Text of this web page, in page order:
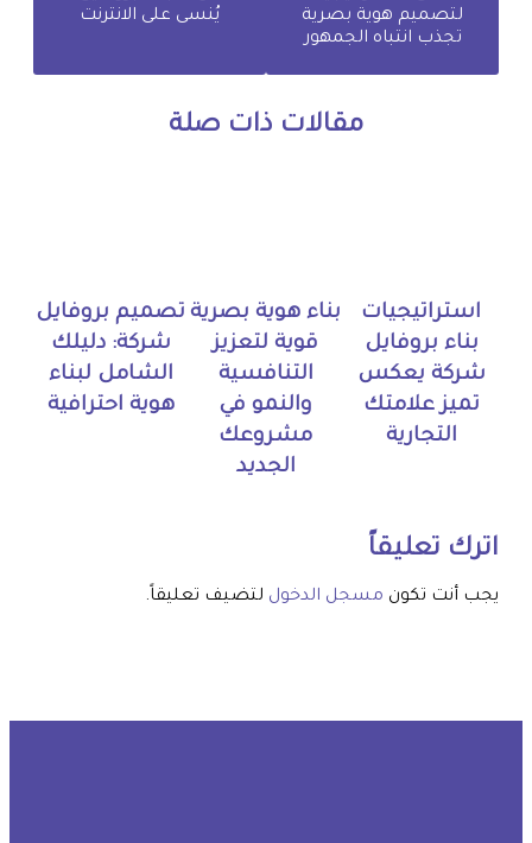
لتصميم هوية بصرية
تجذب انتباه الجمهور
يُنسى على الانترنت
مقالات ذات صلة
استراتيجيات
بناء بروفايل
شركة يعكس
تميز علامتك
التجارية
بناء هوية بصرية
قوية لتعزيز
التنافسية
والنمو في
مشروعك
الجديد
تصميم بروفايل
شركة: دليلك
الشامل لبناء
هوية احترافية
اترك تعليقاً
يجب أنت تكون مسجل الدخول لتضيف تعليقاً.